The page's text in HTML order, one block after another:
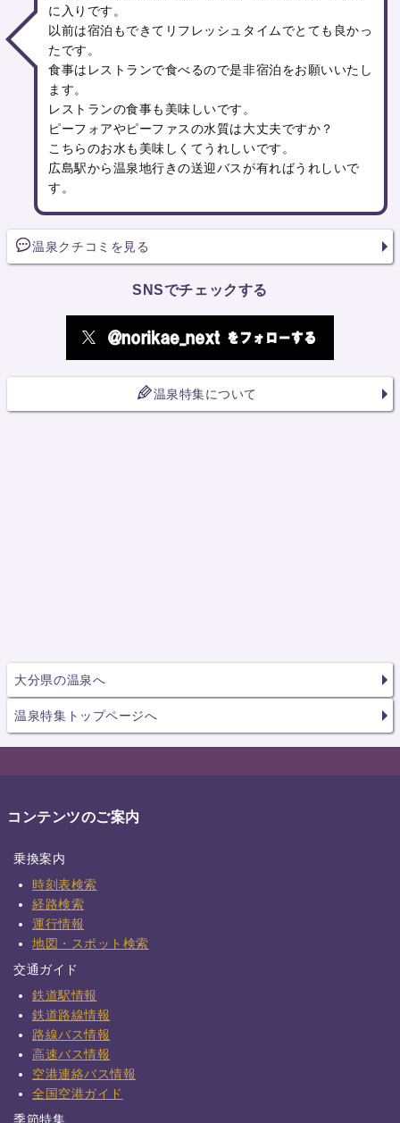
に入りです。
以前は宿泊もできてリフレッシュタイムでとても良かっ
たです。
食事はレストランで食べるので是非宿泊をお願いいたし
ます。
レストランの食事も美味しいです。
ピーフォアやピーファスの水質は大丈夫ですか？
こちらのお水も美味しくてうれしいです。
広島駅から温泉地行きの送迎バスが有ればうれしいで
す。
温泉クチコミを見る
SNSでチェックする
温泉特集について
大分県の温泉へ
温泉特集トップページへ
コンテンツのご案内
乗換案内
時刻表検索
経路検索
運行情報
地図・スポット検索
交通ガイド
鉄道駅情報
鉄道路線情報
路線バス情報
高速バス情報
空港連絡バス情報
全国空港ガイド
季節特集